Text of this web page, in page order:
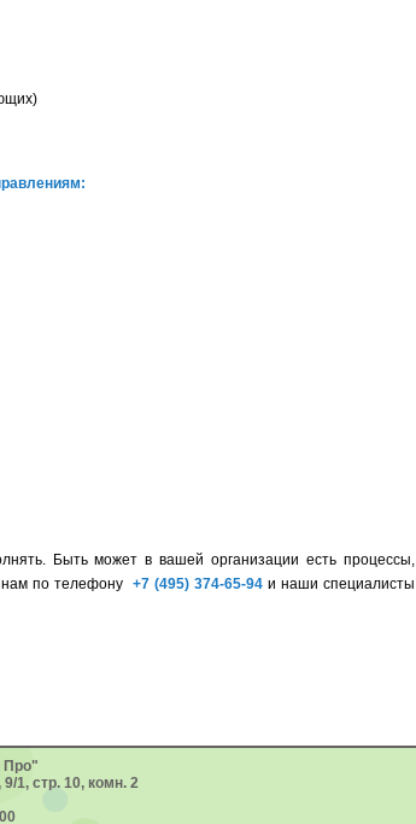
Быть может в вашей организации есть процессы,
по телефону +7 (495) 374-65-94 и наши специалисты
Про"
1, стр. 10, комн. 2